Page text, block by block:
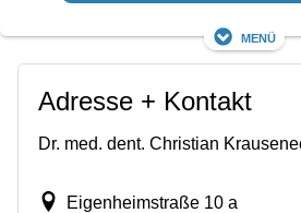
Menü
Adresse + Kontakt
Dr. med. dent. Christian
Eigenheimstraße 10 a